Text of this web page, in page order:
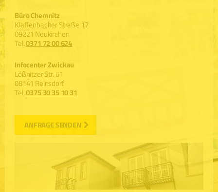
Büro Chemnitz
Klaffenbacher Straße 17
09221 Neukirchen
Tel.0371 72 00 624
Infocenter Zwickau
Lößnitzer Str. 61
08141 Reinsdorf
Tel.0375 30 35 10 31
ANFRAGE SENDEN